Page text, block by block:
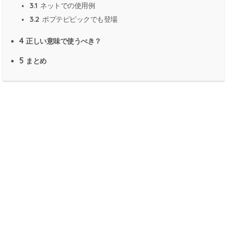
3.1 ネットでの使用例
3.2 ポプテピピックでも登場
4 正しい意味で使うべき？
5 まとめ